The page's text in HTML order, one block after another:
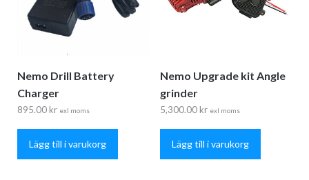
Nemo Drill Battery
Charger
895.00 kr exl moms
Lägg till i varukorg
Nemo Upgrade kit Angle
grinder
5,300.00 kr exl moms
Lägg till i varukorg